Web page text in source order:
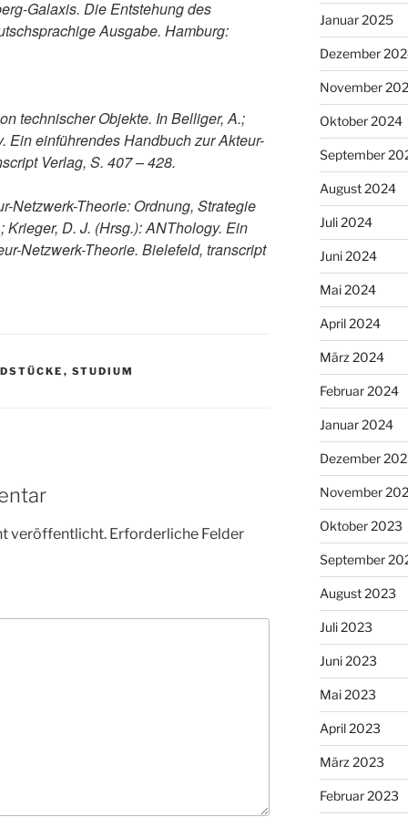
Galaxis. Die Entstehung des
Ausgabe. Hamburg:
technischer Objekte. In Belliger, A.;
Ein einführendes Handbuch zur Akteur-
Verlag, S. 407 – 428.
Netzwerk-Theorie: Ordnung, Strategie
D. J. (Hrsg.): ANThology. Ein
Netzwerk-Theorie. Bielefeld, transcript
, STUDIUM
veröffentlicht. Erforderliche Felder
Januar 2025
Dezember
November
Oktober 2024
September
August 2024
Juli 2024
Juni 2024
Mai 2024
April 2024
März 2024
Februar 2024
Januar 2024
Dezember
November
Oktober 2023
September
August 2023
Juli 2023
Juni 2023
Mai 2023
April 2023
März 2023
Februar 2023